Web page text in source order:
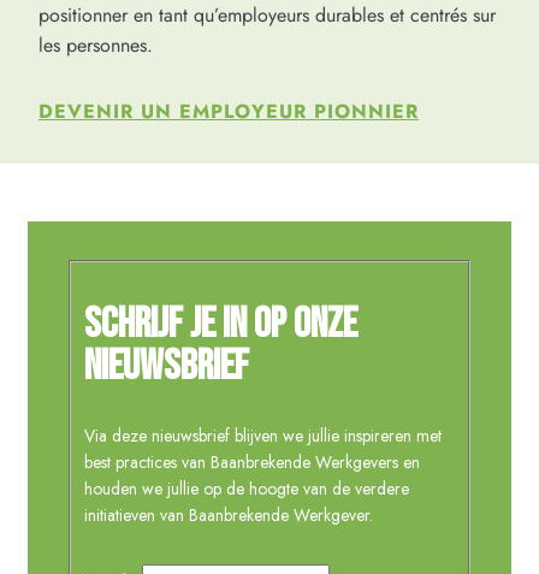
positionner en tant qu’employeurs durables et centrés sur
les personnes.
DEVENIR UN EMPLOYEUR PIONNIER